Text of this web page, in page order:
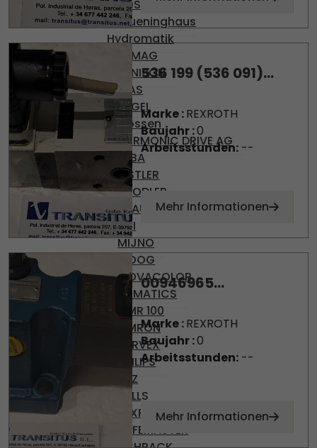
BOSCH
Brueninghaus
Hydromatik
DEMAG
DENISON
DIAS
ENGEL
Gossen
HARMONIC DRIVE AG
KEBA
KISTLER
KNODLER
KRAUSS-MAFFEI
MFI
MIJNO
MOOG
MOVACOLOR
NUMATICS
OMR 100
OMRON
PARVEX
PHILIPS
PILZ
PULLS
REXROTH
SAFEMASTER
536 199 (536 091)...
Marke :REXROTH
Baujahr :0
Arbeitsstunden:--
Mehr Informationen
00946965...
Marke :REXROTH
Baujahr :0
Arbeitsstunden:--
Mehr Informationen